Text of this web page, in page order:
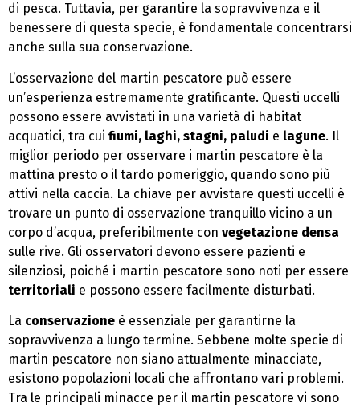
di pesca. Tuttavia, per garantire la sopravvivenza e il
benessere di questa specie, è fondamentale concentrarsi
anche sulla sua conservazione.
L’osservazione del martin pescatore può essere
un’esperienza estremamente gratificante. Questi uccelli
possono essere avvistati in una varietà di habitat
acquatici, tra cui fiumi, laghi, stagni, paludi e lagune. Il
miglior periodo per osservare i martin pescatore è la
mattina presto o il tardo pomeriggio, quando sono più
attivi nella caccia. La chiave per avvistare questi uccelli è
trovare un punto di osservazione tranquillo vicino a un
corpo d’acqua, preferibilmente con vegetazione densa
sulle rive. Gli osservatori devono essere pazienti e
silenziosi, poiché i martin pescatore sono noti per essere
territoriali e possono essere facilmente disturbati.
La conservazione è essenziale per garantirne la
sopravvivenza a lungo termine. Sebbene molte specie di
martin pescatore non siano attualmente minacciate,
esistono popolazioni locali che affrontano vari problemi.
Tra le principali minacce per il martin pescatore vi sono